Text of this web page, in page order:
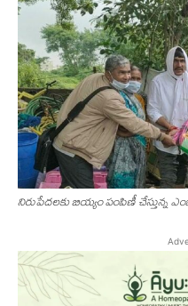
నిరుపేద‌ల‌కు బియ్యం పంపిణీ చేస్తున్న